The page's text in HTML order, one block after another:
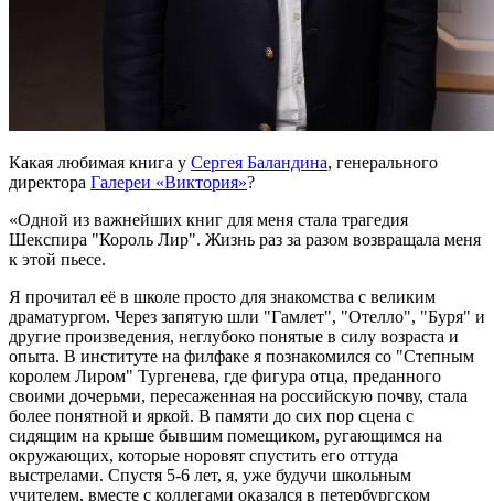
Какая любимая книга у Сергея Баландина, генерального
директора Галереи «Виктория»?
«Одной из важнейших книг для меня стала трагедия
Шекспира "Король Лир". Жизнь раз за разом возвращала меня
к этой пьесе.
Я прочитал её в школе просто для знакомства с великим
драматургом. Через запятую шли "Гамлет", "Отелло", "Буря" и
другие произведения, неглубоко понятые в силу возраста и
опыта. В институте на филфаке я познакомился со "Степным
королем Лиром" Тургенева, где фигура отца, преданного
своими дочерьми, пересаженная на российскую почву, стала
более понятной и яркой. В памяти до сих пор сцена с
сидящим на крыше бывшим помещиком, ругающимся на
окружающих, которые норовят спустить его оттуда
выстрелами. Спустя 5-6 лет, я, уже будучи школьным
учителем, вместе с коллегами оказался в петербургском